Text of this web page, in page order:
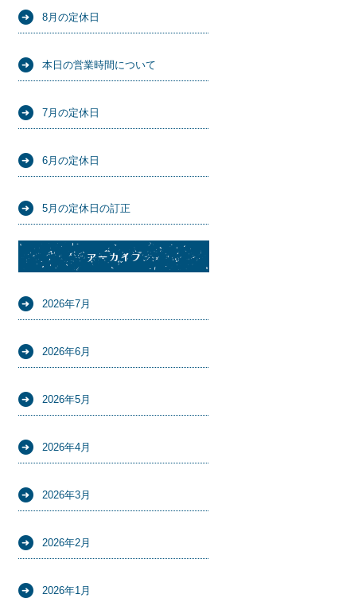
8月の定休日
本日の営業時間について
7月の定休日
6月の定休日
5月の定休日の訂正
アーカイブ
2026年7月
2026年6月
2026年5月
2026年4月
2026年3月
2026年2月
2026年1月